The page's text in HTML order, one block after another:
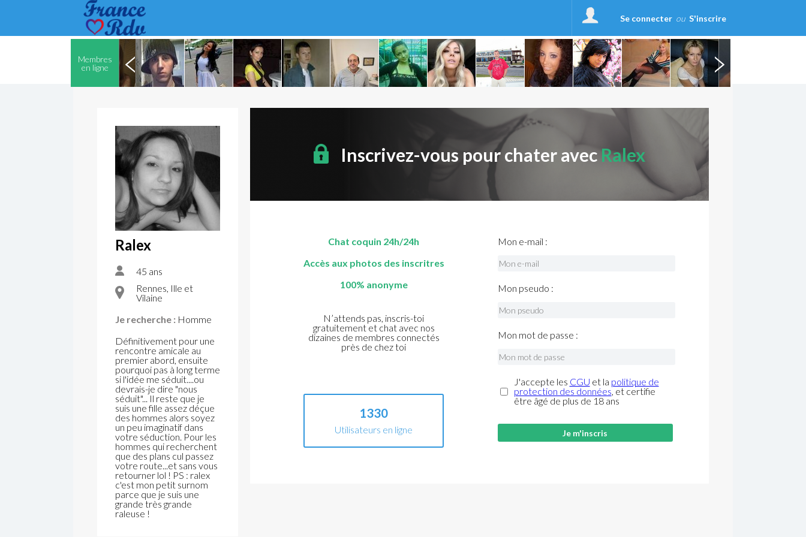
Se connecter ou S'inscrire
Membres
en ligne
Ralex
45 ans
Rennes, Ille et
Vilaine
Je recherche : Homme
Définitivement pour une
rencontre amicale au
premier abord, ensuite
pourquoi pas à long terme
si l'idée me séduit....ou
devrais-je dire "nous
séduit"... Il reste que je
suis une fille assez déçue
des hommes alors soyez
un peu imaginatif dans
votre séduction. Pour les
hommes qui recherchent
que des plans cul passez
votre route...et sans vous
retourner lol ! PS : ralex
c'est mon petit surnom
parce que je suis une
grande très grande
raleuse !
Inscrivez-vous pour chater avecRalex
Chat coquin 24h/24h
Accès aux photos des inscritres
100% anonyme
N’attends pas, inscris-toi
gratuitement et chat avec nos
dizaines de membres connectés
près de chez toi
1330
Utilisateurs en ligne
Mon e-mail :
Mon pseudo :
Mon mot de passe :
J'accepte les CGU et la politique de
protection des données, et certifie
être âgé de plus de 18 ans